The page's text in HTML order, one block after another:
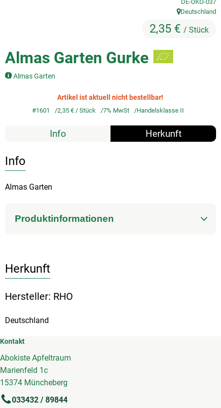
Unsere regionalen Erzeuger
Almas Garten Gurke
Almas Garten
2,35 € / Stück
DE-ÖKO-037
, Herkunft:
Deutschland
Artikel ist aktuell nicht bestellbar!
#1601 2,35 € / Stück 7% MwSt Handelsklasse II
Info Herkunft
Info
Almas Garten
Produktinformationen
Herkunft
Hersteller: RHO
Deutschland
Kontakt
Abokiste Apfeltraum
Marienfeld 1c
15374 Müncheberg
033432 / 89844